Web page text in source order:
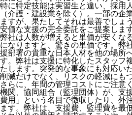
特に特定技能は実習生と違い、採用
（介護・建設業を除く）。一部の企
ますが、果たしてそれは最善でしょ
安価な支援の完全委託をご提案します
弊社は人数が増えると単価が安くな
になりますと、驚きの単価です。弊
援部署の貴重な日本人材を他の場所
す。弊社は支援に特化したスタッフ
たします。突発的な事象にも対応い
削減だけでなく、リスクの軽減にも
さらに、年間の管理コストにご注意
機関、協同組合（監理団体）が、支
費用」という名目で徴収したり、外
ます。弊社は、支援費、監理費を最